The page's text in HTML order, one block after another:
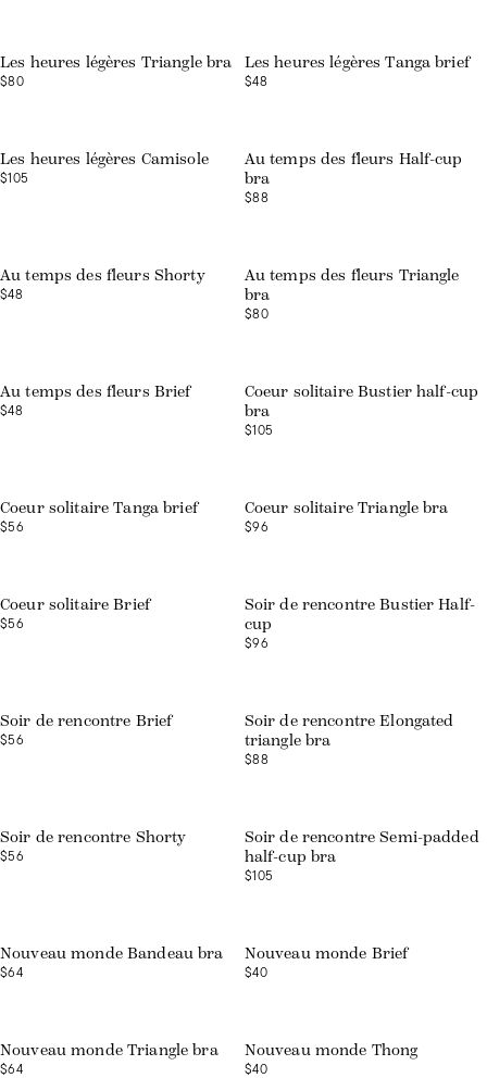
Les heures légères Triangle bra
$80
Les heures légères Tanga brief
$48
Les heures légères Camisole
$105
Au temps des fleurs Half-cup
bra
$88
Au temps des fleurs Shorty
$48
Au temps des fleurs Triangle
bra
$80
Au temps des fleurs Brief
$48
Coeur solitaire Bustier half-cup
bra
$105
Coeur solitaire Tanga brief
$56
Coeur solitaire Triangle bra
$96
Coeur solitaire Brief
$56
Soir de rencontre Bustier Half-
cup
$96
Soir de rencontre Brief
$56
Soir de rencontre Elongated
triangle bra
$88
Soir de rencontre Shorty
$56
Soir de rencontre Semi-padded
half-cup bra
$105
Nouveau monde Bandeau bra
$64
Nouveau monde Brief
$40
Nouveau monde Triangle bra
$64
Nouveau monde Thong
$40